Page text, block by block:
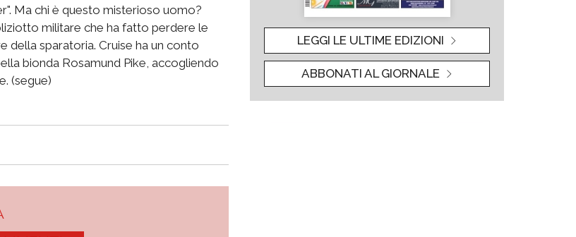
Ma chi è questo misterioso uomo?
militare che ha fatto perdere le
della sparatoria. Cruise ha un conto
bionda Rosamund Pike, accogliendo
(segue)
LEGGI LE ULTIME EDIZIONI
ABBONATI AL GIORNALE